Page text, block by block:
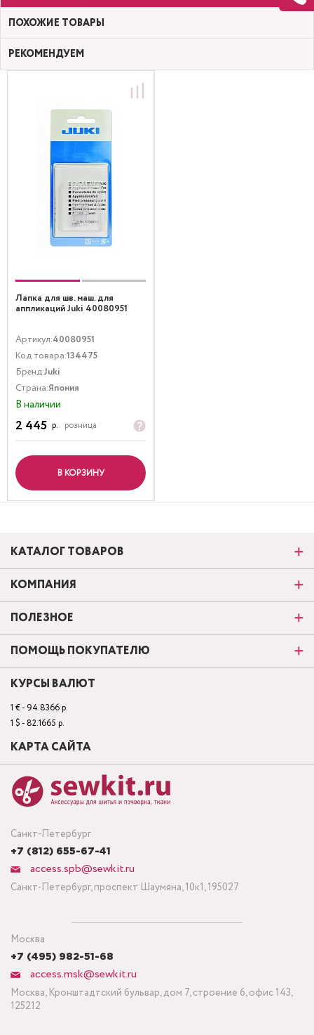
ПОХОЖИЕ ТОВАРЫ
РЕКОМЕНДУЕМ
Лапка для шв. маш. для
аппликаций Juki 40080951
Артикул:40080951
Код товара:134475
Бренд:Juki
Страна:Япония
В наличии
2 445 р. розница
В КОРЗИНУ
Санкт-Петербург
+7 (812) 655-67-41
access.spb@sewkit.ru
Санкт-Петербург, проспект Шаумяна, 10к1, 195027
Москва
+7 (495) 982-51-68
access.msk@sewkit.ru
Москва, Кронштадтский бульвар, дом 7, строение 6, офис 143,
125212
КАТАЛОГ ТОВАРОВ
КОМПАНИЯ
ПОЛЕЗНОЕ
ПОМОЩЬ ПОКУПАТЕЛЮ
КУРСЫ ВАЛЮТ
1 € - 94.8366 р.
1 $ - 82.1665 р.
КАРТА САЙТА